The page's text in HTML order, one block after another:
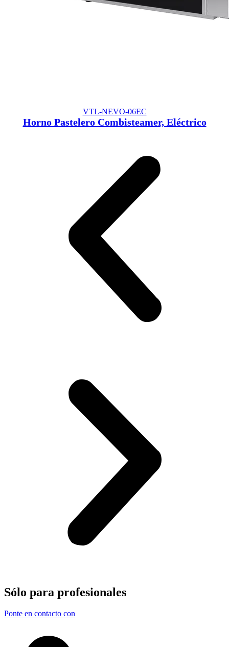
VTL-NEVO-06EC
Horno Pastelero Combisteamer, Eléctrico
Sólo para profesionales
Ponte en contacto con